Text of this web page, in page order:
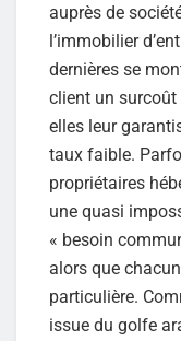
auprès de
l’immobilier
dernières se
client un surcoût
elles leur
taux faible.
propriétaires
une quasi
« besoin
alors que
particulière.
issue du golfe